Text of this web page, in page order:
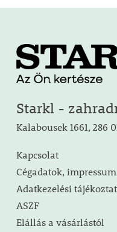
Starkl -
Kalabousek 1661, 286
Kapcsolat
Cégadatok, impressum
Adatkezelési
ASZF
Elállás a vásárlástól